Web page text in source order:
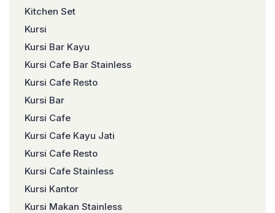
Kitchen Set
Kursi
Kursi Bar Kayu
Kursi Cafe Bar Stainless
Kursi Cafe Resto
Kursi Bar
Kursi Cafe
Kursi Cafe Kayu Jati
Kursi Cafe Resto
Kursi Cafe Stainless
Kursi Kantor
Kursi Makan Stainless